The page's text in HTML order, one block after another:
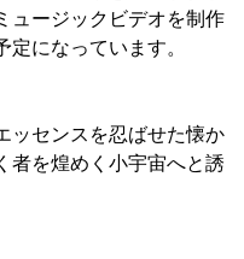
ュージックビデオを制作
になっています。
ッセンスを忍ばせた懐か
者を煌めく小宇宙へと誘